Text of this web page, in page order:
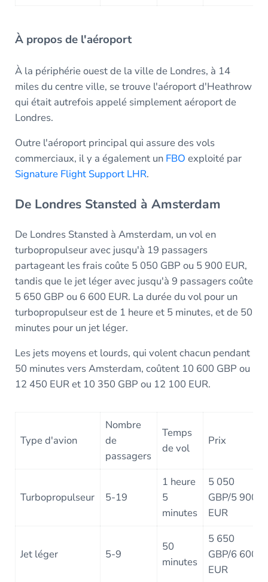
À propos de l'aéroport
À la périphérie ouest de la ville de Londres, à 14
miles du centre ville, se trouve l'aéroport d'Heathrow
qui était autrefois appelé simplement aéroport de
Londres.
Outre l'aéroport principal qui assure des vols
commerciaux, il y a également un FBO exploité par
Signature Flight Support LHR.
De Londres Stansted à Amsterdam
De Londres Stansted à Amsterdam, un vol en
turbopropulseur avec jusqu'à 19 passagers
partageant les frais coûte 5 050 GBP ou 5 900 EUR,
tandis que le jet léger avec jusqu'à 9 passagers coûte
5 650 GBP ou 6 600 EUR. La durée du vol pour un
turbopropulseur est de 1 heure et 5 minutes, et de 50
minutes pour un jet léger.
Les jets moyens et lourds, qui volent chacun pendant
50 minutes vers Amsterdam, coûtent 10 600 GBP ou
12 450 EUR et 10 350 GBP ou 12 100 EUR.
Type d'avion
Nombre
de
passagers
Temps
de vol
Prix
Turbopropulseur 5-19
1 heure
5
minutes
5 050
GBP/5 900
EUR
Jet léger 5-9
50
minutes
5 650
GBP/6 600
EUR